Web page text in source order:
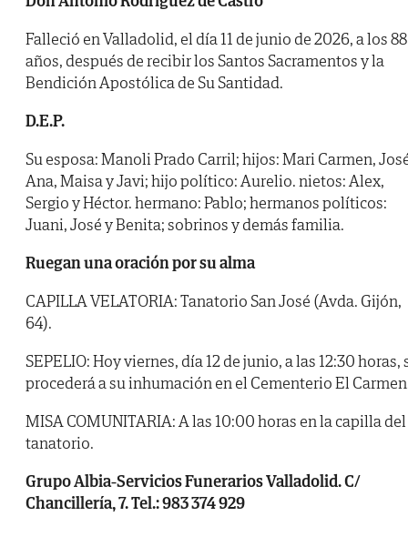
Falleció en Valladolid, el día 11 de junio de 2026, a los 88
años, después de recibir los Santos Sacramentos y la
Bendición Apostólica de Su Santidad.
D.E.P.
Su esposa: Manoli Prado Carril; hijos: Mari Carmen,
Ana, Maisa y Javi; hijo político: Aurelio. nietos: Alex,
Sergio y Héctor. hermano: Pablo; hermanos políticos:
Juani, José y Benita; sobrinos y demás familia.
Ruegan una oración por su alma
CAPILLA VELATORIA: Tanatorio San José (Avda. Gijón,
64).
SEPELIO: Hoy viernes, día 12 de junio, a las 12:30 horas,
procederá a su inhumación en el Cementerio El
MISA COMUNITARIA: A las 10:00 horas en la capilla del
tanatorio.
Grupo Albia-Servicios Funerarios Valladolid. C/
Chancillería, 7. Tel.: 983 374 929